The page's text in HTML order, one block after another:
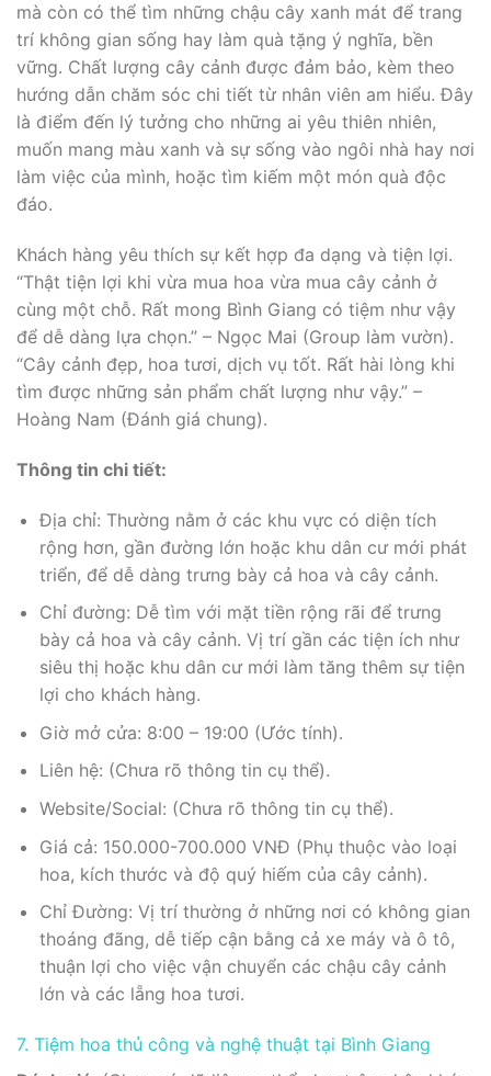
mà còn có thể tìm những chậu cây xanh mát để trang
trí không gian sống hay làm quà tặng ý nghĩa, bền
vững. Chất lượng cây cảnh được đảm bảo, kèm theo
hướng dẫn chăm sóc chi tiết từ nhân viên am hiểu. Đây
là điểm đến lý tưởng cho những ai yêu thiên nhiên,
muốn mang màu xanh và sự sống vào ngôi nhà hay nơi
làm việc của mình, hoặc tìm kiếm một món quà độc
đáo.
Khách hàng yêu thích sự kết hợp đa dạng và tiện lợi.
“Thật tiện lợi khi vừa mua hoa vừa mua cây cảnh ở
cùng một chỗ. Rất mong Bình Giang có tiệm như vậy
để dễ dàng lựa chọn.” – Ngọc Mai (Group làm vườn).
“Cây cảnh đẹp, hoa tươi, dịch vụ tốt. Rất hài lòng khi
tìm được những sản phẩm chất lượng như vậy.” –
Hoàng Nam (Đánh giá chung).
Thông tin chi tiết:
Địa chỉ: Thường nằm ở các khu vực có diện tích
rộng hơn, gần đường lớn hoặc khu dân cư mới phát
triển, để dễ dàng trưng bày cả hoa và cây cảnh.
Chỉ đường: Dễ tìm với mặt tiền rộng rãi để trưng
bày cả hoa và cây cảnh. Vị trí gần các tiện ích như
siêu thị hoặc khu dân cư mới làm tăng thêm sự tiện
lợi cho khách hàng.
Giờ mở cửa: 8:00 – 19:00 (Ước tính).
Liên hệ: (Chưa rõ thông tin cụ thể).
Website/Social: (Chưa rõ thông tin cụ thể).
Giá cả: 150.000-700.000 VNĐ (Phụ thuộc vào loại
hoa, kích thước và độ quý hiếm của cây cảnh).
Chỉ Đường: Vị trí thường ở những nơi có không gian
thoáng đãng, dễ tiếp cận bằng cả xe máy và ô tô,
thuận lợi cho việc vận chuyển các chậu cây cảnh
lớn và các lẵng hoa tươi.
7. Tiệm hoa thủ công và nghệ thuật tại Bình Giang